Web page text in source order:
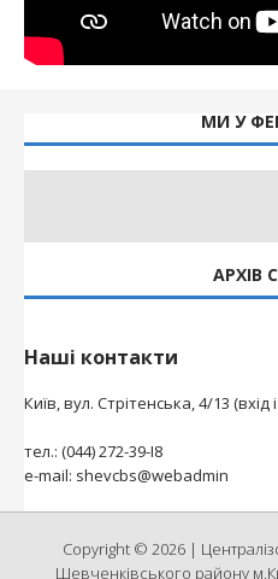
МИ У
АРХІВ
Наші контакти
Київ, вул. Стрітенська, 4/13 (вхід
тел.: (044) 272-39-І8
e-mail: shevcbs@webadmin
Copyright © 2026 |
Шевченківського району